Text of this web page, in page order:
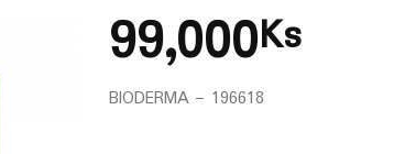
99,000Ks
BIODERMA – 196618